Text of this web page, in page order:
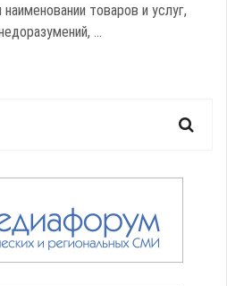
товаров и услуг,
...